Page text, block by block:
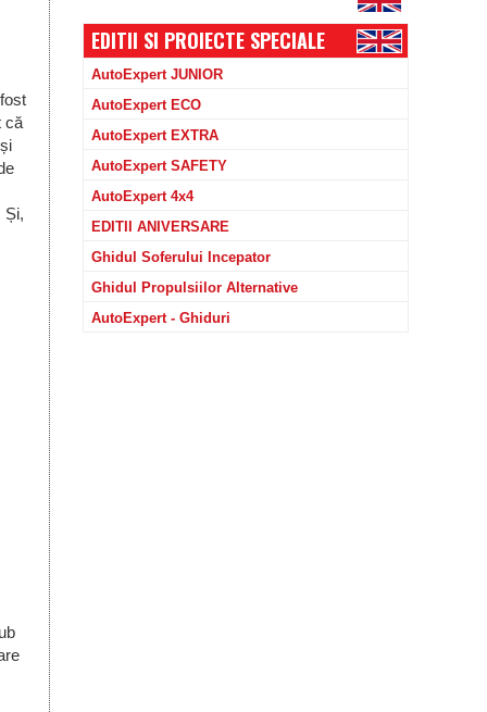
că
Și,
EDITII SI PROIECTE SPECIALE
AutoExpert JUNIOR
AutoExpert ECO
AutoExpert EXTRA
AutoExpert SAFETY
AutoExpert 4x4
EDITII ANIVERSARE
Ghidul Soferului Incepator
Ghidul Propulsiilor Alternative
AutoExpert - Ghiduri